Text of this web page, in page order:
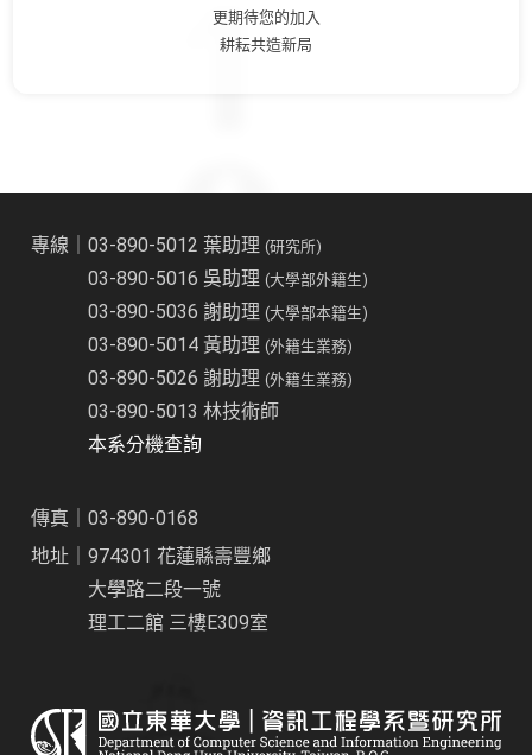
更期待您的加入
耕耘共造新局
專線｜03-890-5012 葉助理(研究所)
03-890-5016 吳助理(大學部外籍生)
03-890-5036 謝助理(大學部本籍生)
03-890-5014 黃助理(外籍生業務)
03-890-5026 謝助理(外籍生業務)
03-890-5013 林技術師
本系分機查詢
傳真｜03-890-0168
地址｜974301 花蓮縣壽豐鄉
大學路二段一號
理工二館 三樓E309室